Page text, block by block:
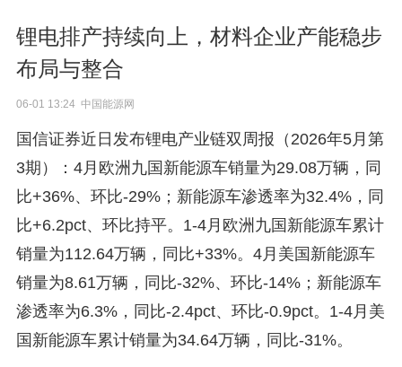
锂电排产持续向上，材料企业产能稳步
布局与整合
06-01 13:24 中国能源网
国信证券近日发布锂电产业链双周报（2026年5月第
3期）：4月欧洲九国新能源车销量为29.08万辆，同
比+36%、环比-29%；新能源车渗透率为32.4%，同
比+6.2pct、环比持平。1-4月欧洲九国新能源车累计
销量为112.64万辆，同比+33%。4月美国新能源车
销量为8.61万辆，同比-32%、环比-14%；新能源车
渗透率为6.3%，同比-2.4pct、环比-0.9pct。1-4月美
国新能源车累计销量为34.64万辆，同比-31%。